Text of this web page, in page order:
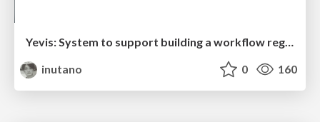
Yevis: System to support building a workflow registry with automated quality control
inutano
0 160